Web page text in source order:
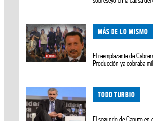
MÁS DE LO MISMO
El reemplazante de
Producción ya cobraba
TODO TURBIO